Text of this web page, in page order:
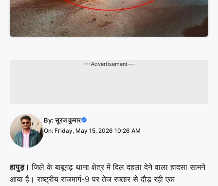
---Advertisement---
By:सूरज कुमार
On: Friday, May 15, 2026 10:26 AM
हापुड़।जिले केबाबूगढ़ थाना क्षेत्र में दिल दहला देने वाला हादसा सामने
आया है। राष्ट्रीय राजमार्ग-9 पर तेज रफ्तार से दौड़ रही एक